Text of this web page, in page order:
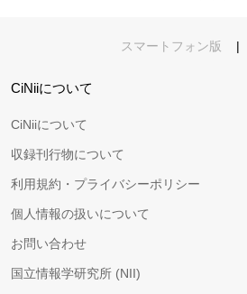
スマートフォン版 |
CiNiiについて
CiNiiについて
収録刊行物について
利用規約・プライバシーポリシー
個人情報の扱いについて
お問い合わせ
国立情報学研究所 (NII)